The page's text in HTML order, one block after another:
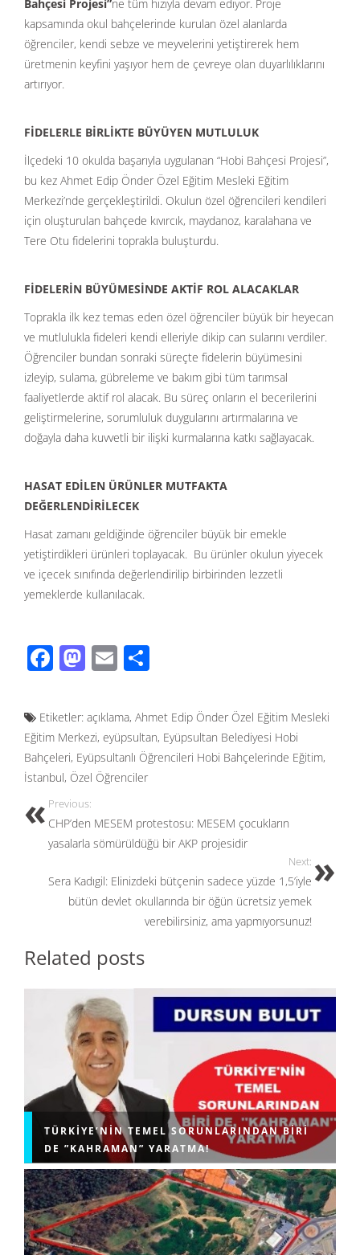
Bahçesi Projesi”ne tüm hızıyla devam ediyor. Proje
kapsamında okul bahçelerinde kurulan özel alanlarda
öğrenciler, kendi sebze ve meyvelerini yetiştirerek hem
üretmenin keyfini yaşıyor hem de çevreye olan duyarlılıklarını
artırıyor.
FİDELERLE BİRLİKTE BÜYÜYEN MUTLULUK
İlçedeki 10 okulda başarıyla uygulanan “Hobi Bahçesi Projesi”,
bu kez Ahmet Edip Önder Özel Eğitim Mesleki Eğitim
Merkezi’nde gerçekleştirildi. Okulun özel öğrencileri kendileri
için oluşturulan bahçede kıvırcık, maydanoz, karalahana ve
Tere Otu fidelerini toprakla buluşturdu.
FİDELERİN BÜYÜMESİNDE AKTİF ROL ALACAKLAR
Toprakla ilk kez temas eden özel öğrenciler büyük bir heyecan
ve mutlulukla fideleri kendi elleriyle dikip can sularını verdiler.
Öğrenciler bundan sonraki süreçte fidelerin büyümesini
izleyip, sulama, gübreleme ve bakım gibi tüm tarımsal
faaliyetlerde aktif rol alacak. Bu süreç onların el becerilerini
geliştirmelerine, sorumluluk duygularını artırmalarına ve
doğayla daha kuvvetli bir ilişki kurmalarına katkı sağlayacak.
HASAT EDİLEN ÜRÜNLER MUTFAKTA
DEĞERLENDİRİLECEK
Hasat zamanı geldiğinde öğrenciler büyük bir emekle
yetiştirdikleri ürünleri toplayacak. Bu ürünler okulun yiyecek
ve içecek sınıfında değerlendirilip birbirinden lezzetli
yemeklerde kullanılacak.
F
e
b
o
o
k
M
to
d
o
n
E
ail ar
e
Etiketler: açıklama, Ahmet Edip Önder Özel Eğitim Mesleki
Eğitim Merkezi, eyüpsultan, Eyüpsultan Belediyesi Hobi
Bahçeleri, Eyüpsultanlı Öğrencileri Hobi Bahçelerinde Eğitim,
İstanbul, Özel Öğrenciler
Previous:
CHP’den MESEM protestosu: MESEM çocukların
yasalarla sömürüldüğü bir AKP projesidir
Next:
Sera Kadıgil: Elinizdeki bütçenin sadece yüzde 1,5’iyle
bütün devlet okullarında bir öğün ücretsiz yemek
verebilirsiniz, ama yapmıyorsunuz!
Related posts
TÜRKIYE’NIN TEMEL SORUNLARINDAN BIRI
DE ”KAHRAMAN” YARATMA!